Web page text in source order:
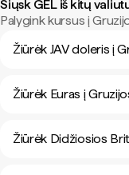
Siųsk GEL iš kitų
Palygink kursus į
Žiūrėk JAV doleris į
Žiūrėk Euras į
Žiūrėk Didžiosios